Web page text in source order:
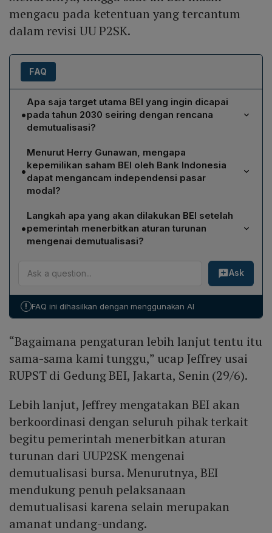
mengacu pada ketentuan yang tercantum
dalam revisi UU P2SK.
FAQ
•
Apa saja target utama BEI yang ingin dicapai
pada tahun 2030 seiring dengan rencana
demutualisasi?
BEI menargetkan market cap mencapai Rp 30.000
triliun, rata‑rata nilai transaksi harian (RNTH) sebesar Rp
31 triliun, lebih dari 1.100 emiten tercatat, serta 35 juta
investor pasar modal dalam empat tahun ke depan.
diharapkan melebihi 83% dan BEI ingin masuk dalam 10
bursa terbesar dunia. Semua target tersebut dianggap
akan lebih mudah dicapai setelah demutualisasi
•
Menurut Herry Gunawan, mengapa
kepemilikan saham BEI oleh Bank Indonesia
dapat mengancam independensi pasar
modal?
Herry berpendapat bahwa Bank Indonesia, sebagai
regulator pasar uang, bila menjadi pemegang saham
BEI berpotensi mencampuradukkan fungsi
pengawasan dengan operasional. Hal ini dapat
menimbulkan konflik kepentingan dengan OJK,
memperluas kekuasaan BI di seluruh sektor keuangan,
dan meningkatkan risiko moral hazard. Ia menilai
regulator yang sekaligus menjadi operator merupakan
kelalaian tata kelola yang dapat mengganggu stabilitas
•
Langkah apa yang akan dilakukan BEI setelah
pemerintah menerbitkan aturan turunan
mengenai demutualisasi?
Setelah pemerintah mengeluarkan peraturan turunan
tentang demutualisasi, BEI akan berkoordinasi dengan
semua pihak terkait untuk menyiapkan implementasi.
demutualisasi sebagai amanat UU, namun menunggu
transformasi struktural bursa.
Ask
! FAQ ini dihasilkan dengan menggunakan AI
“Bagaimana pengaturan lebih lanjut tentu itu
sama-sama kami tunggu,” ucap Jeffrey usai
RUPST di Gedung BEI, Jakarta, Senin (29/6).
Lebih lanjut, Jeffrey mengatakan BEI akan
berkoordinasi dengan seluruh pihak terkait
begitu pemerintah menerbitkan aturan
turunan dari UUP2SK mengenai
demutualisasi bursa. Menurutnya, BEI
mendukung penuh pelaksanaan
demutualisasi karena selain merupakan
amanat undang-undang.